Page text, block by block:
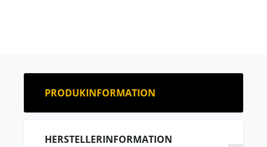
PRODUKINFORMATION
HERSTELLERINFORMATION